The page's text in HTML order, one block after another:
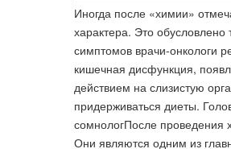
Иногда после «химии»
характера. Это
симптомов врачи-онкологи
кишечная дисфункция,
действием на слизистую
придерживаться диеты.
сомнологПосле проведения
Они являются одним из